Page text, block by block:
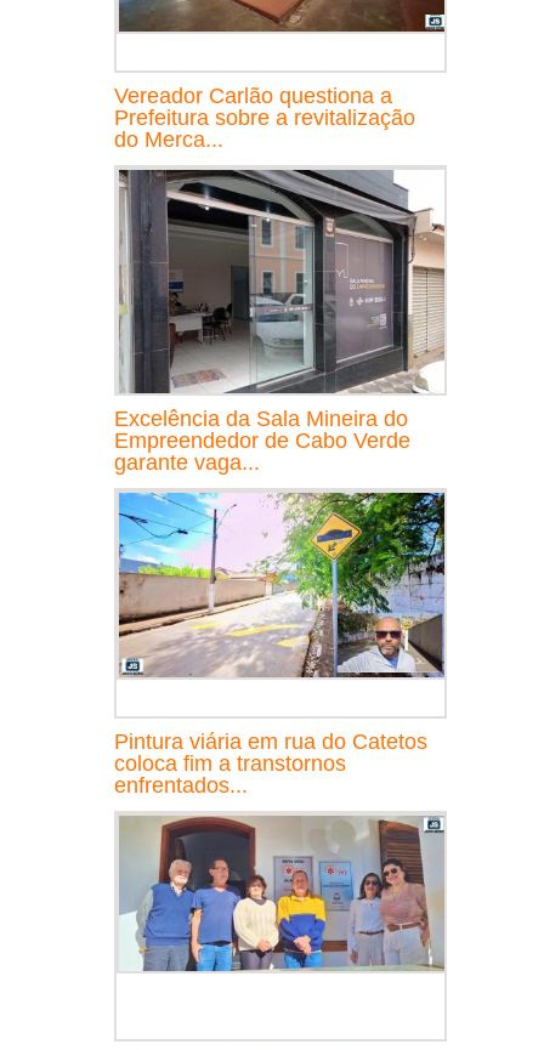
Vereador Carlão questiona a
Prefeitura sobre a revitalização
do Merca...
Excelência da Sala Mineira do
Empreendedor de Cabo Verde
garante vaga...
Pintura viária em rua do Catetos
coloca fim a transtornos
enfrentados...